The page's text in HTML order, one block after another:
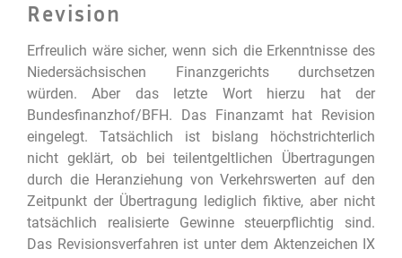
Revision
Erfreulich wäre sicher, wenn sich die Erkenntnisse des
Niedersächsischen Finanzgerichts durchsetzen
würden. Aber das letzte Wort hierzu hat der
Bundesfinanzhof/BFH. Das Finanzamt hat Revision
eingelegt. Tatsächlich ist bislang höchstrichterlich
nicht geklärt, ob bei teilentgeltlichen Übertragungen
durch die Heranziehung von Verkehrswerten auf den
Zeitpunkt der Übertragung lediglich fiktive, aber nicht
tatsächlich realisierte Gewinne steuerpflichtig sind.
Das Revisionsverfahren ist unter dem Aktenzeichen IX